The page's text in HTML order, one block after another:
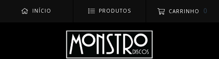
INÍCIO PRODUTOS CARRINHO 0